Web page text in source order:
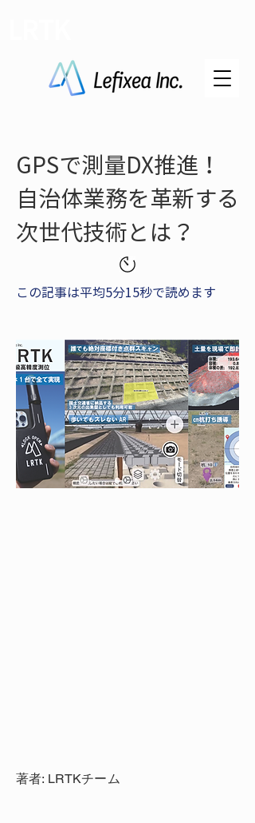
GPSで測量DX推進！
自治体業務を革新する
次世代技術とは？
この記事は平均5分15秒で読めます
著者: LRTKチーム